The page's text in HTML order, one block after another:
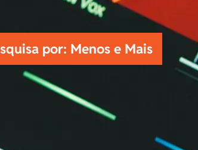
por: Menos e Mais